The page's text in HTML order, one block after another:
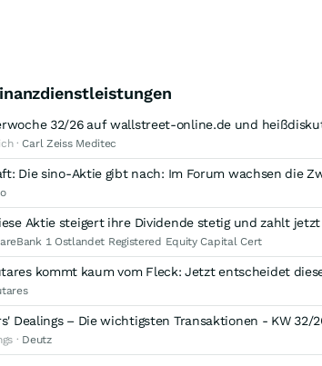
32/26 auf wallstreet-online.de und
·Carl Zeiss Meditec
Die sino-Aktie gibt nach: Im Forum wachsen die
Aktie steigert ihre Dividende stetig und zahlt
1 Ostlandet Registered Equity Capital Cert
kommt kaum vom Fleck: Jetzt entscheidet
Dealings – Die wichtigsten Transaktionen - KW 32/
· Deutz